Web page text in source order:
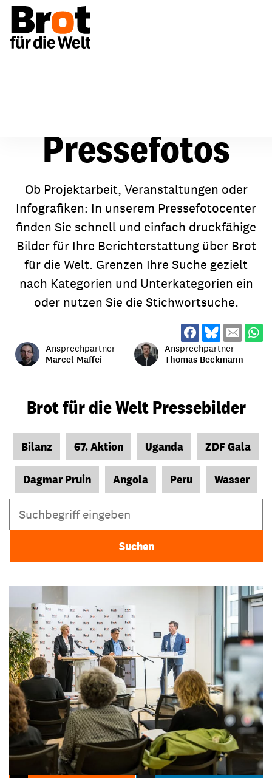
Pressefotos
Ob Projektarbeit, Veranstaltungen oder
Infografiken: In unserem Pressefotocenter
finden Sie schnell und einfach druckfähige
Bilder für Ihre Berichterstattung über Brot
für die Welt. Grenzen Ihre Suche gezielt
nach Kategorien und Unterkategorien ein
oder nutzen Sie die Stichwortsuche.
Ansprechpartner
Marcel Maffei
Ansprechpartner
Thomas Beckmann
Brot für die Welt Pressebilder
Bilanz 67. Aktion Uganda ZDF Gala
Dagmar Pruin Angola Peru Wasser